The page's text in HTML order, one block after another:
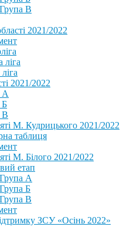
Група В
2021/2022
2021/2022
А
Б
В
М. Кудрицького 2021/2022
таблиця
М. Білого 2021/2022
етап
Група А
Група Б
Група В
ЗСУ «Осінь 2022»